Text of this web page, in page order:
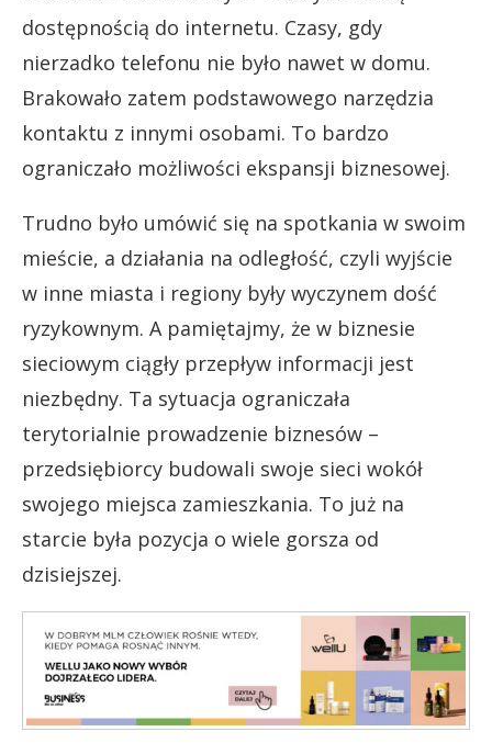
dostępnością do internetu. Czasy, gdy
nierzadko telefonu nie było nawet w domu.
Brakowało zatem podstawowego narzędzia
kontaktu z innymi osobami. To bardzo
ograniczało możliwości ekspansji biznesowej.
Trudno było umówić się na spotkania w swoim
mieście, a działania na odległość, czyli wyjście
w inne miasta i regiony były wyczynem dość
ryzykownym. A pamiętajmy, że w biznesie
sieciowym ciągły przepływ informacji jest
niezbędny. Ta sytuacja ograniczała
terytorialnie prowadzenie biznesów –
przedsiębiorcy budowali swoje sieci wokół
swojego miejsca zamieszkania. To już na
starcie była pozycja o wiele gorsza od
dzisiejszej.